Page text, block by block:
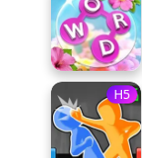
H5